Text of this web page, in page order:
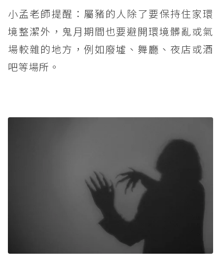
小孟老師提醒：屬豬的人除了要保持住家環
境整潔外，鬼月期間也要避開環境髒亂或氣
場較雜的地方，例如廢墟、舞廳、夜店或酒
吧等場所。